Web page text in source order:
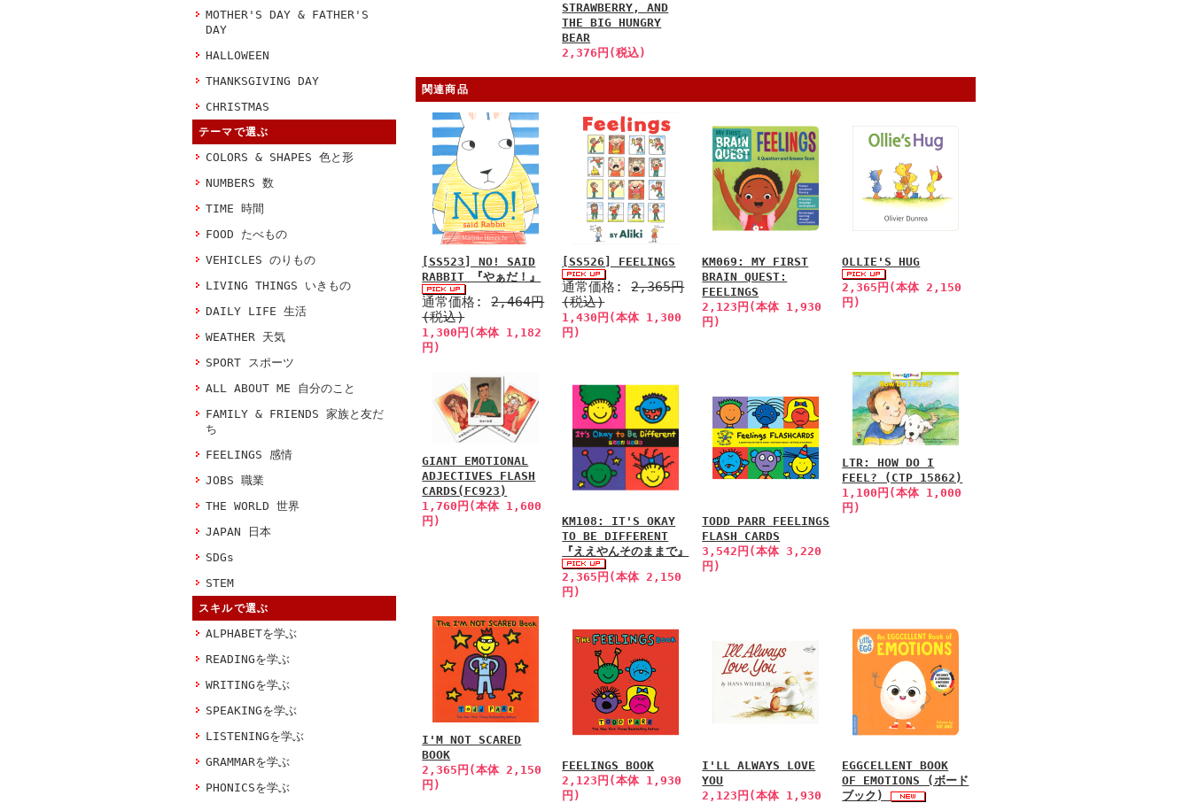
MOTHER'S DAY & FATHER'S
DAY
HALLOWEEN
THANKSGIVING DAY
CHRISTMAS
テーマで選ぶ
COLORS & SHAPES 色と形
NUMBERS 数
TIME 時間
FOOD たべもの
VEHICLES のりもの
LIVING THINGS いきもの
DAILY LIFE 生活
WEATHER 天気
SPORT スポーツ
ALL ABOUT ME 自分のこと
FAMILY & FRIENDS 家族と友だ
ち
FEELINGS 感情
JOBS 職業
THE WORLD 世界
JAPAN 日本
SDGs
STEM
スキルで選ぶ
ALPHABETを学ぶ
READINGを学ぶ
WRITINGを学ぶ
SPEAKINGを学ぶ
LISTENINGを学ぶ
GRAMMARを学ぶ
PHONICSを学ぶ
STRAWBERRY, AND
THE BIG HUNGRY
BEAR
2,376円(税込)
関連商品
[SS523] NO! SAID
RABBIT 『やぁだ！』
通常価格:2,464円
(税込)
1,300円(本体 1,182
円)
[SS526] FEELINGS
通常価格:2,365円
(税込)
1,430円(本体 1,300
円)
KM069: MY FIRST
BRAIN QUEST:
FEELINGS
2,123円(本体 1,930
円)
OLLIE'S HUG
2,365円(本体 2,150
円)
GIANT EMOTIONAL
ADJECTIVES FLASH
CARDS(FC923)
1,760円(本体 1,600
円)
KM108: IT'S OKAY
TO BE DIFFERENT
『ええやんそのままで』
2,365円(本体 2,150
円)
TODD PARR FEELINGS
FLASH CARDS
3,542円(本体 3,220
円)
LTR: HOW DO I
FEEL? (CTP 15862)
1,100円(本体 1,000
円)
I'M NOT SCARED
BOOK
2,365円(本体 2,150
円)
FEELINGS BOOK
2,123円(本体 1,930
円)
I'LL ALWAYS LOVE
YOU
2,123円(本体 1,930
EGGCELLENT BOOK
OF EMOTIONS (ボード
ブック)